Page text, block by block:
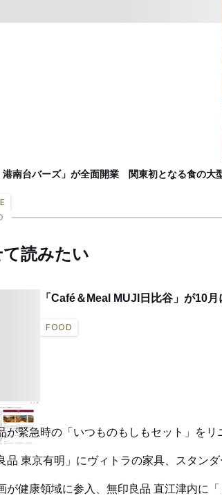
港南台バーズ」が全面開業 関東初となる食の大
読みたい
「Café＆Meal MUJI日比谷」が10
FOOD
が緊急時の「いつものもしもセット」を
品 東京有明」にヴィトラの家具、スタン
が健康領域に参入、無印良品 直江津内に